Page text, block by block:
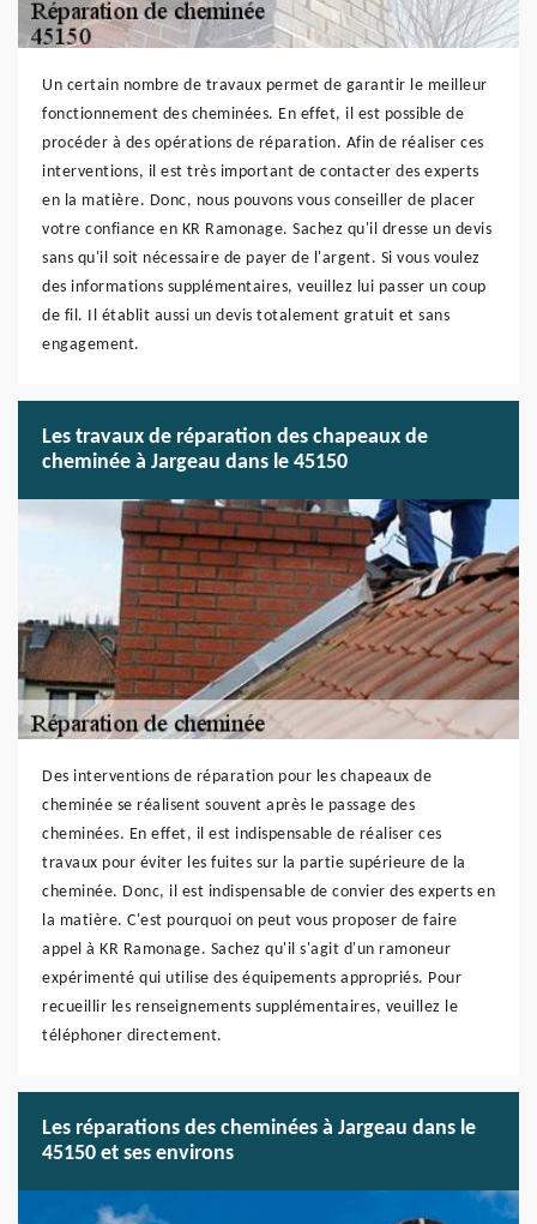
Un certain nombre de travaux permet de garantir le meilleur
fonctionnement des cheminées. En effet, il est possible de
procéder à des opérations de réparation. Afin de réaliser ces
interventions, il est très important de contacter des experts
en la matière. Donc, nous pouvons vous conseiller de placer
votre confiance en KR Ramonage. Sachez qu'il dresse un devis
sans qu'il soit nécessaire de payer de l'argent. Si vous voulez
des informations supplémentaires, veuillez lui passer un coup
de fil. Il établit aussi un devis totalement gratuit et sans
engagement.
Les travaux de réparation des chapeaux de
cheminée à Jargeau dans le 45150
Des interventions de réparation pour les chapeaux de
cheminée se réalisent souvent après le passage des
cheminées. En effet, il est indispensable de réaliser ces
travaux pour éviter les fuites sur la partie supérieure de la
cheminée. Donc, il est indispensable de convier des experts en
la matière. C'est pourquoi on peut vous proposer de faire
appel à KR Ramonage. Sachez qu'il s'agit d'un ramoneur
expérimenté qui utilise des équipements appropriés. Pour
recueillir les renseignements supplémentaires, veuillez le
téléphoner directement.
Les réparations des cheminées à Jargeau dans le
45150 et ses environs